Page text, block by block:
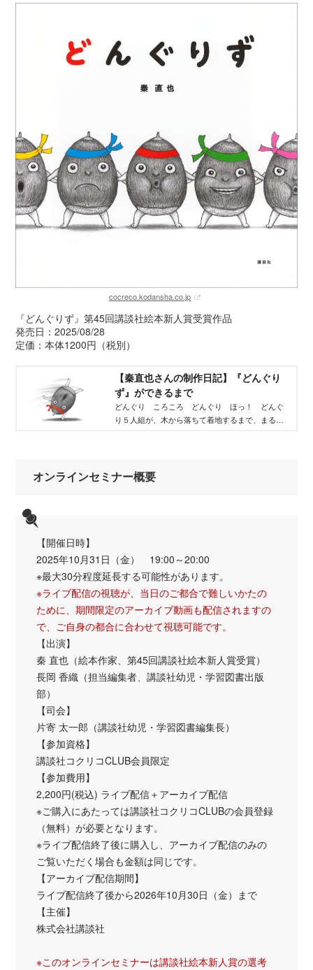
cocreco.kodansha.co.jp
『どんぐりず』第45回講談社絵本新人賞受賞作品
発売日：2025/08/28
定価：本体1200円（税別）
【秦直也さんの制作日記】『どんぐり
ず』ができるまで
どんぐり ころころ どんぐり ほっ！ どんぐ
り５人組が、木から落ちて着地するまで、まるで
第45回講談社絵本新人賞を受賞したのは、この賞
の歴史でもまれな「幼児絵本」。
オンラインセミナー概要
【開催日時】
2025年10月31日（金） 19:00～20:00
※最大30分程度延長する可能性があります。
※ライブ配信の視聴が、当日のご都合で難しいかたの
ために、期間限定のアーカイブ動画も配信されますの
で、ご自身の都合に合わせて視聴可能です。
【出演】
秦 直也（絵本作家、第45回講談社絵本新人賞受賞）
長岡 香織（担当編集者、講談社幼児・学習図書出版
部）
【司会】
片寄 太一郎（講談社幼児・学習図書編集長）
【参加資格】
講談社コクリコCLUB会員限定
【参加費用】
2,200円(税込) ライブ配信＋アーカイブ配信
※ご購入にあたっては講談社コクリコCLUBの会員登録
（無料）が必要となります。
※ライブ配信終了後に購入し、アーカイブ配信のみの
ご覧いただく場合も金額は同じです。
【アーカイブ配信期間】
ライブ配信終了後から2026年10月30日（金）まで
【主催】
株式会社講談社
※このオンラインセミナーは講談社絵本新人賞の選考